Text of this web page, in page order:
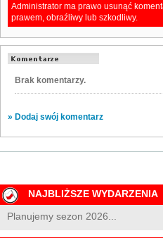
Administrator ma prawo usunąć
prawem, obraźliwy lub szkodliwy.
Brak komentarzy.
» Dodaj swój komentarz
NAJBLIŻSZE WYDARZENIA
Planujemy sezon 2026...